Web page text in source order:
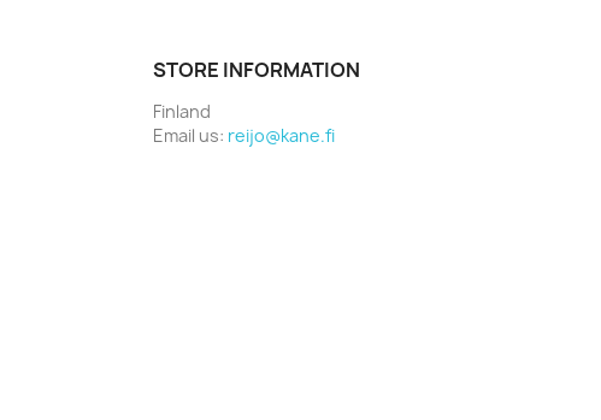
STORE INFORMATION
Finland
Email us: reijo@kane.fi